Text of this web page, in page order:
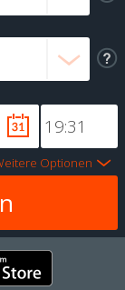
Optionen